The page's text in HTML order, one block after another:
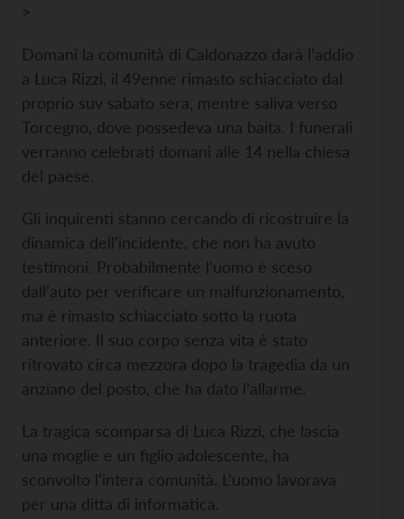
>
Domani la comunità di Caldonazzo darà l’addio
a Luca Rizzi, il 49enne rimasto schiacciato dal
proprio suv sabato sera, mentre saliva verso
Torcegno, dove possedeva una baita. I funerali
verranno celebrati domani alle 14 nella chiesa
del paese.
Gli inquirenti stanno cercando di ricostruire la
dinamica dell’incidente, che non ha avuto
testimoni. Probabilmente l’uomo è sceso
dall’auto per verificare un malfunzionamento,
ma è rimasto schiacciato sotto la ruota
anteriore. Il suo corpo senza vita è stato
ritrovato circa mezzora dopo la tragedia da un
anziano del posto, che ha dato l’allarme.
La tragica scomparsa di Luca Rizzi, che lascia
una moglie e un figlio adolescente, ha
sconvolto l’intera comunità. L’uomo lavorava
per una ditta di informatica.